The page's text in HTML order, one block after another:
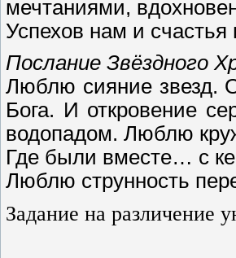
мечтаниями,
Успехов нам и
Послание Звёздного
Люблю сияние звезд.
Бога. И откровение
водопадом. Люблю
Где были вместе… с
Люблю струнность
Задание на различение